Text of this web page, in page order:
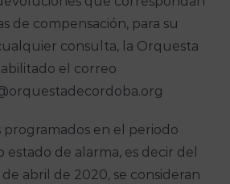
de compensación, para su
consulta, la Orquesta
el correo
programados en el periodo
estado de alarma, es decir del
de abril de 2020, se consideran